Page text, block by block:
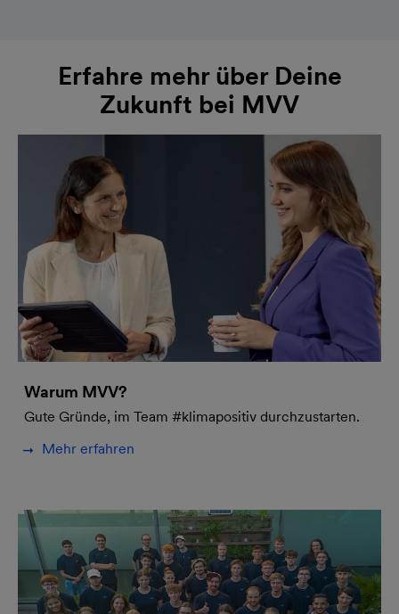
Erfahre mehr über Deine
Zukunft bei MVV
Warum MVV?
Gute Gründe, im Team #klimapositiv durchzustarten.
Mehr erfahren